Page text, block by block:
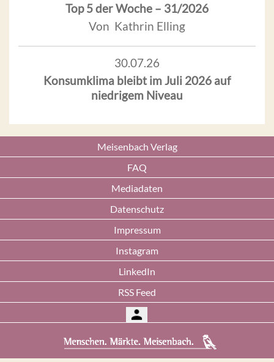
Top 5 der Woche – 31/2026
Von Kathrin Elling
30.07.26
Konsumklima bleibt im Juli 2026 auf
niedrigem Niveau
Meisenbach Verlag
FAQ
Mediadaten
Datenschutz
Impressum
Instagram
LinkedIn
RSS Feed